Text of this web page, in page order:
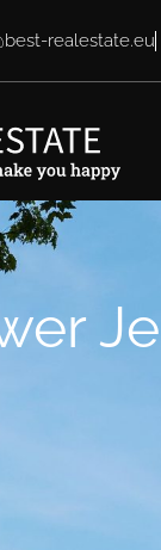
realestate.eu